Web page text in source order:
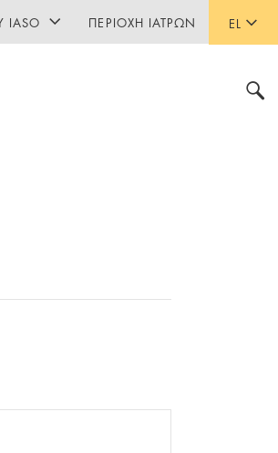
EL
IASO ΠΕΡΙΟΧΉ ΙΑΤΡΏΝ